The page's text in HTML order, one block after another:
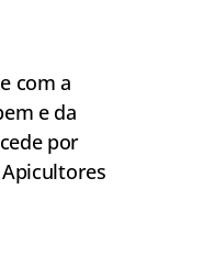
com a
e da
por